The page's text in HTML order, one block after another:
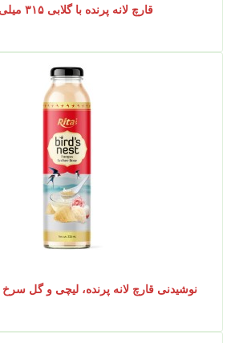
قارچ لانه پرنده با گلابی ۳۱۵ میلی‌لیتر
نوشیدنی قارچ لانه پرنده، لیچی و گل سرخ ۳۱۵ میلی‌لیتر